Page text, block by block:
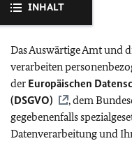
INHALT
Das Auswärtige Amt und
verarbeiten
der Europäischen
(DSGVO) , dem
gegebenenfalls
Datenverarbeitung und